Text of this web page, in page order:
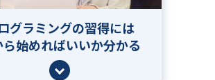
グラミングの習得には
ら始めればいいか分かる